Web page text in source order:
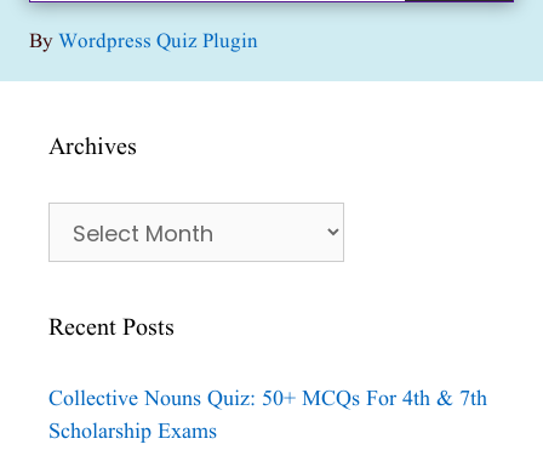
ByWordpress Quiz Plugin
Archives
Archives
Recent Posts
Collective Nouns Quiz: 50+ MCQs For 4th & 7th
Scholarship Exams